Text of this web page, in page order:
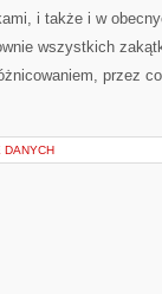
i także i w
wszystkich
przez
DANYCH